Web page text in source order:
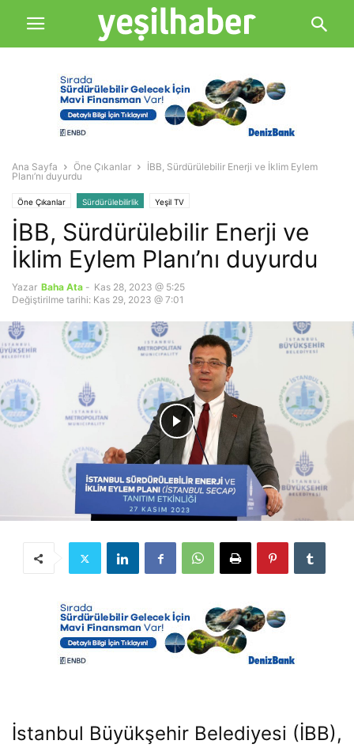
Ana Sayfa Öne Çıkanlar
İBB, Sürdürülebilir Enerji ve İklim Eylem
Planı’nı duyurdu
Öne Çıkanlar Sürdürülebilirlik Yeşil TV
İBB, Sürdürülebilir Enerji ve
İklim Eylem Planı’nı duyurdu
Yazar Baha Ata - Kas 28, 2023 @ 5:25
Değiştirilme tarihi: Kas 29, 2023 @ 7:01
İstanbul Büyükşehir Belediyesi (İBB),